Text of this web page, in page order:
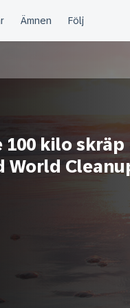
100 kilo skräp
World